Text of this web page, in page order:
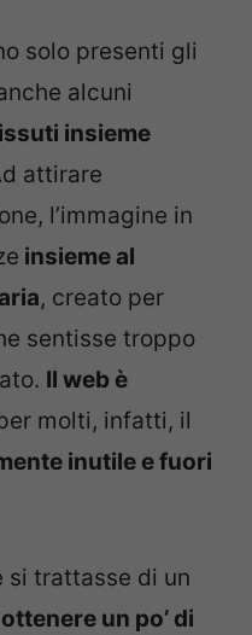
solo presenti gli
alcuni
insieme
attirare
l’immagine in
insieme al
, creato per
sentisse troppo
Il web è
molti, infatti, il
inutile e fuori
si trattasse di un
un po’ di